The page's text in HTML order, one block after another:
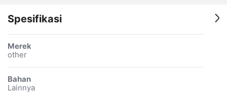
Spesifikasi
Merek
other
Bahan
Lainnya